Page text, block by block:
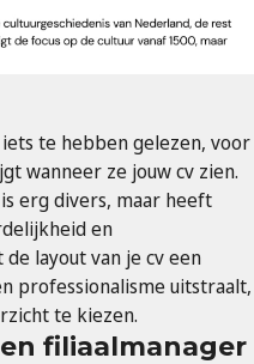
te hebben gelezen, voor
wanneer ze jouw cv zien.
erg divers, maar heeft
en
layout van je cv een
professionalisme uitstraalt,
te kiezen.
filiaalmanager